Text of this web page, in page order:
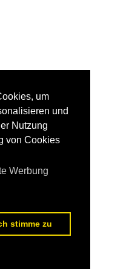
um
und
Nutzung
von Cookies
Werbung
stimme zu